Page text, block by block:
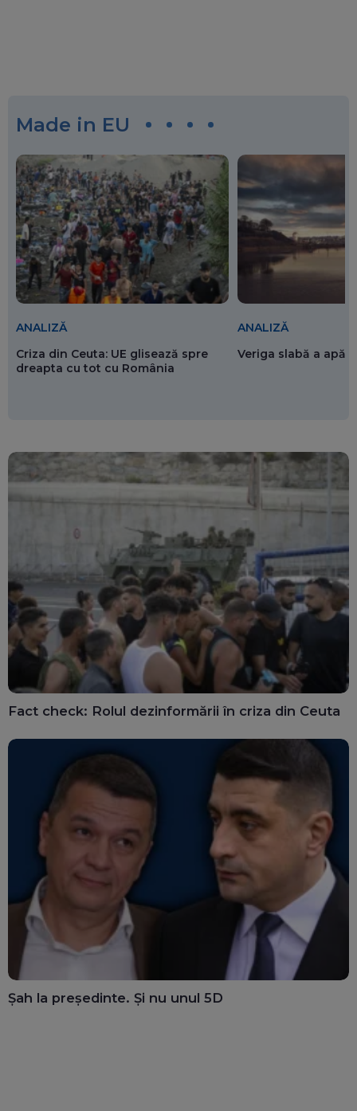
Made in EU
ANALIZĂ
Criza din Ceuta: UE glisează spre
dreapta cu tot cu România
ANALIZĂ
Veriga slabă a
Fact check: Rolul dezinformării în criza din Ceuta
Șah la președinte. Și nu unul 5D